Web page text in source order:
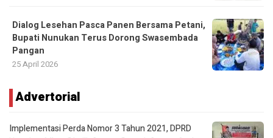
Dialog Lesehan Pasca Panen Bersama Petani,
Bupati Nunukan Terus Dorong Swasembada
Pangan
25 April 2026
Advertorial
Implementasi Perda Nomor 3 Tahun 2021, DPRD